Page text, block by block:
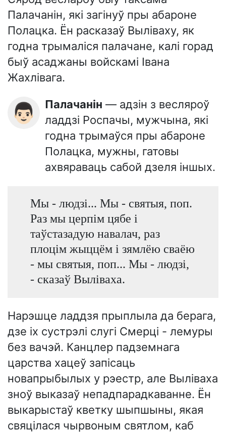
Палачанін, які загінуў пры абароне
Полацка. Ён расказаў Выліваху, як
годна трымаліся палачане, калі горад
быў асаджаны войскамі Івана
Жахлівага.
👨🏻 Палачанін — адзін з весляроў
ладдзі Роспачы, мужчына, які
годна трымаўся пры абароне
Полацка, мужны, гатовы
ахвяраваць сабой дзеля іншых.
Мы - людзі... Мы - святыя, поп.
Раз мы церпім цябе і
таўстазадую навалач, раз
плоцім жыццём і зямлёю сваёю
- мы святыя, поп... Мы - людзі,
- сказаў Выліваха.
Нарэшце ладдзя прыплыла да берага,
дзе іх сустрэлі слугі Смерці - лемуры
без вачэй. Канцлер падземнага
царства хацеў запісаць
новапрыбылых у рэестр, але Выліваха
зноў выказаў непадпарадкаванне. Ён
выкарыстаў кветку шыпшыны, якая
свяцілася чырвоным святлом, каб